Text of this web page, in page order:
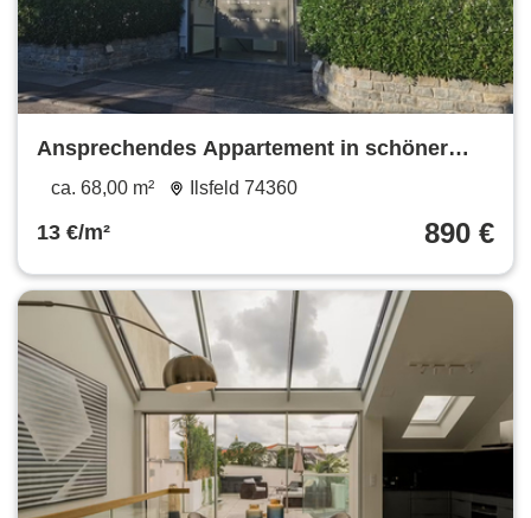
Ansprechendes Appartement in schöner
Wohnlage
ca. 68,00 m² Ilsfeld 74360
13 €/m² 890 €